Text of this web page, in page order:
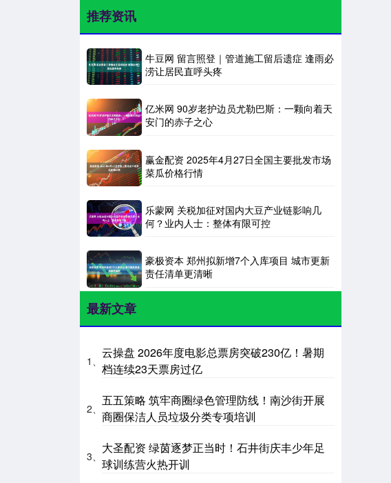
推荐资讯
牛豆网 留言照登｜管道施工留后遗症 逢雨必
涝让居民直呼头疼
亿米网 90岁老护边员尤勒巴斯：一颗向着天
安门的赤子之心
赢金配资 2025年4月27日全国主要批发市场
菜瓜价格行情
乐蒙网 关税加征对国内大豆产业链影响几
何？业内人士：整体有限可控
豪极资本 郑州拟新增7个入库项目 城市更新
责任清单更清晰
最新文章
1、
云操盘 2026年度电影总票房突破230亿！暑期
档连续23天票房过亿
2、
五五策略 筑牢商圈绿色管理防线！南沙街开展
商圈保洁人员垃圾分类专项培训
3、
大圣配资 绿茵逐梦正当时！石井街庆丰少年足
球训练营火热开训